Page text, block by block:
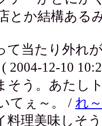
とか結構ある
て当たり外れ
( 2004-12-10
そう。あたし
てぇ～。 / れ
料理美味しそ